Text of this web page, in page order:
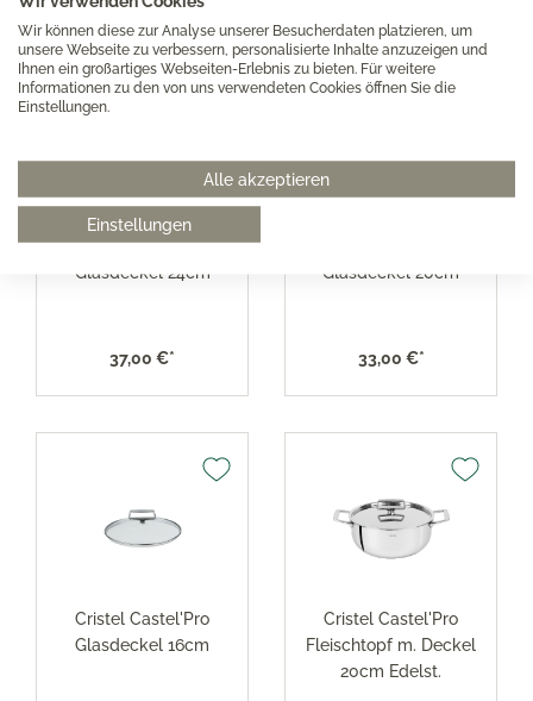
Wir können diese zur Analyse unserer Besucherdaten platzieren, um
unsere Webseite zu verbessern, personalisierte Inhalte anzuzeigen und
Ihnen ein großartiges Webseiten-Erlebnis zu bieten. Für weitere
Informationen zu den von uns verwendeten Cookies öffnen Sie die
Einstellungen.
Alle akzeptieren
Einstellungen
Cristel Castel'Pro
Glasdeckel 24cm
37,00 €*
Glasdeckel 20cm
33,00 €*
Cristel Castel'Pro
Glasdeckel 16cm
Cristel Castel'Pro
Fleischtopf m. Deckel
20cm Edelst.